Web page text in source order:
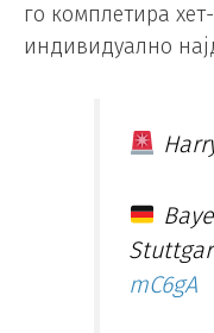
го комплетира
индивидуално
mC6gA